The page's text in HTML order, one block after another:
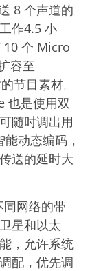
8 个声道的
作4.5 小
10 个 Micro
容至
节目素材。
也是使用双
随时调出用
动态编码，
送的延时大
网络的带
星和以太
，允许系统
配，优先调